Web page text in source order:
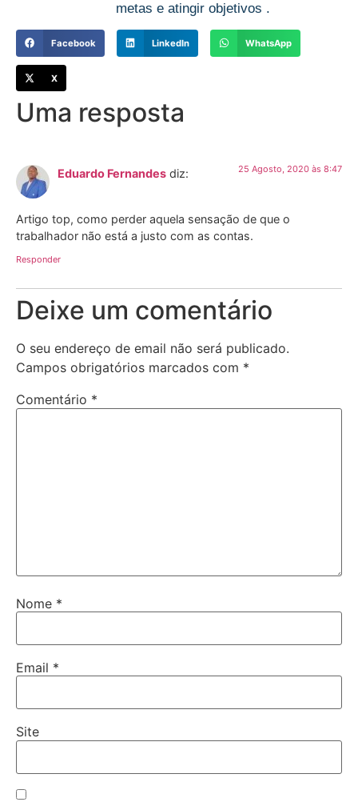
metas e atingir objetivos .
Facebook LinkedIn WhatsApp
X
Uma resposta
Eduardo Fernandes diz: 25 Agosto, 2020 às 8:47
Artigo top, como perder aquela sensação de que o
trabalhador não está a justo com as contas.
Responder
Deixe um comentário
O seu endereço de email não será publicado.
Campos obrigatórios marcados com *
Comentário *
Nome *
Email *
Site